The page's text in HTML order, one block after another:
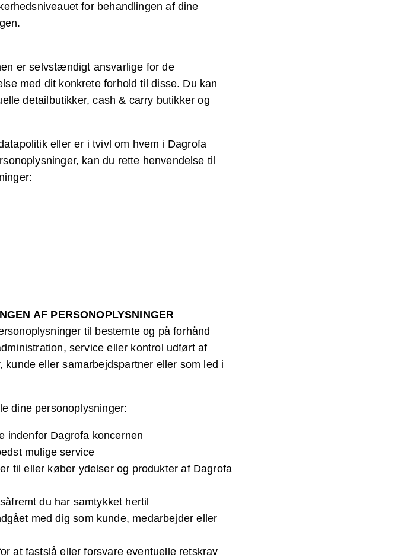
for behandlingen af dine
er selvstændigt ansvarlige for de
med dit konkrete forhold til disse. Du kan
detailbutikker, cash & carry butikker og
eller er i tvivl om hvem i Dagrofa
kan du rette henvendelse til
AF PERSONOPLYSNINGER
til bestemte og på forhånd
service eller kontrol udført af
eller samarbejdspartner eller som led i
dine personoplysninger:
indenfor Dagrofa koncernen
mulige service
til eller køber ydelser og produkter af Dagrofa
du har samtykket hertil
med dig som kunde, medarbejder eller
at fastslå eller forsvare eventuelle retskrav